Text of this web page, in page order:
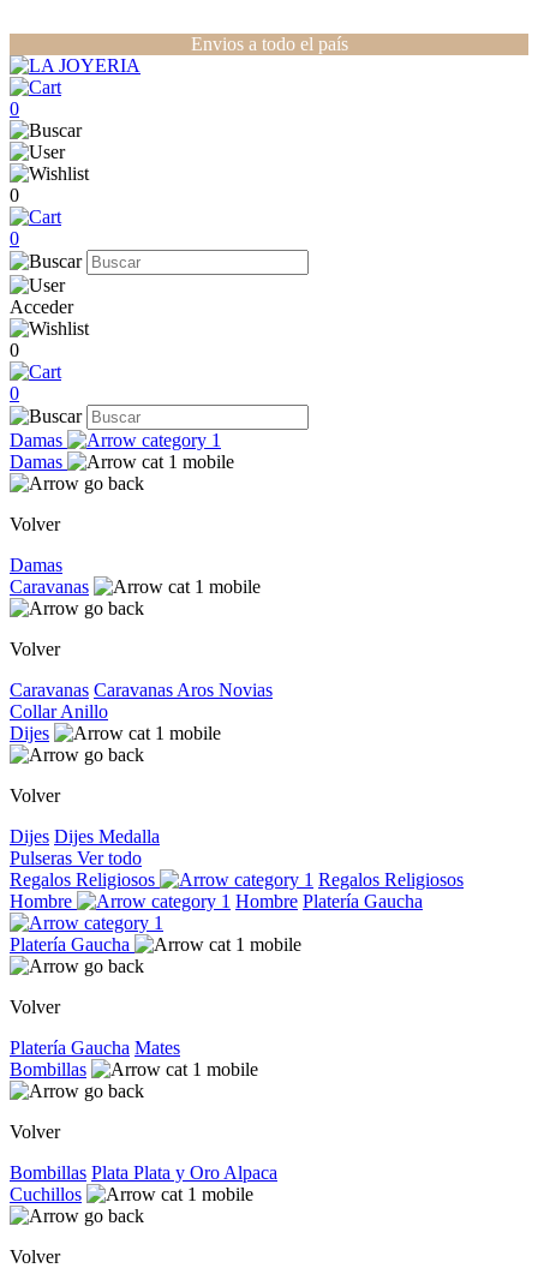
Envios a todo el país
0
0
0
Acceder
0
0
Damas
Damas
Volver
Damas
Caravanas
Volver
Caravanas Caravanas Aros Novias
CollarAnillo
Dijes
Volver
Dijes Dijes Medalla
Pulseras Ver todo
Regalos Religiosos
Regalos Religiosos
Hombre
Hombre Platería Gaucha
Platería Gaucha
Volver
Platería Gaucha Mates
Bombillas
Volver
Bombillas Plata Plata y Oro Alpaca
Cuchillos
Volver